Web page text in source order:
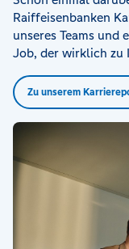
Raiffeisenbanken
unseres Teams und
Job, der wirklich zu
Zu unserem